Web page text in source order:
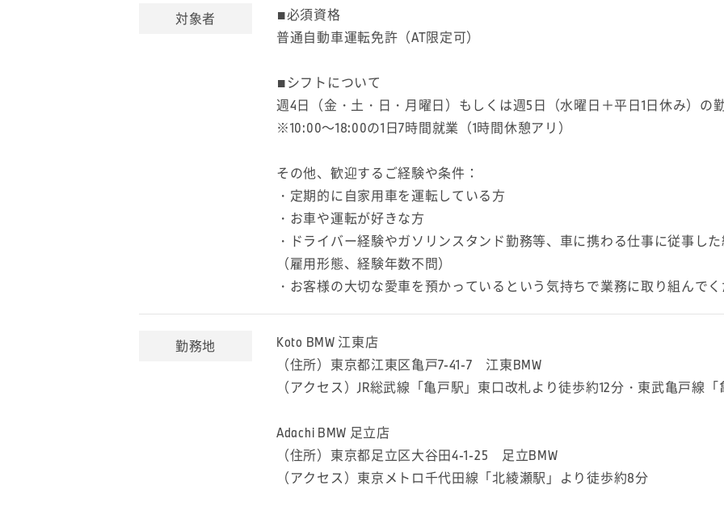
対象者
■必須資格
普通自動車運転免許（AT限定可）
■シフトについて
週4日（金・土・日・月曜日）もしくは週5日（水曜日＋平日1日休み）の
※10:00～18:00の1日7時間就業（1時間休憩アリ）
その他、歓迎するご経験や条件：
・定期的に自家用車を運転している方
・お車や運転が好きな方
・ドライバー経験やガソリンスタンド勤務等、車に携わる仕事に従事し
（雇用形態、経験年数不問）
・お客様の大切な愛車を預かっているという気持ちで業務に取り組んで
勤務地
Koto BMW 江東店
（住所）東京都江東区亀戸7-41-7 江東BMW
（アクセス）JR総武線「亀戸駅」東口改札より徒歩約12分・東武亀戸線
Adachi BMW 足立店
（住所）東京都足立区大谷田4-1-25 足立BMW
（アクセス）東京メトロ千代田線「北綾瀬駅」より徒歩約8分